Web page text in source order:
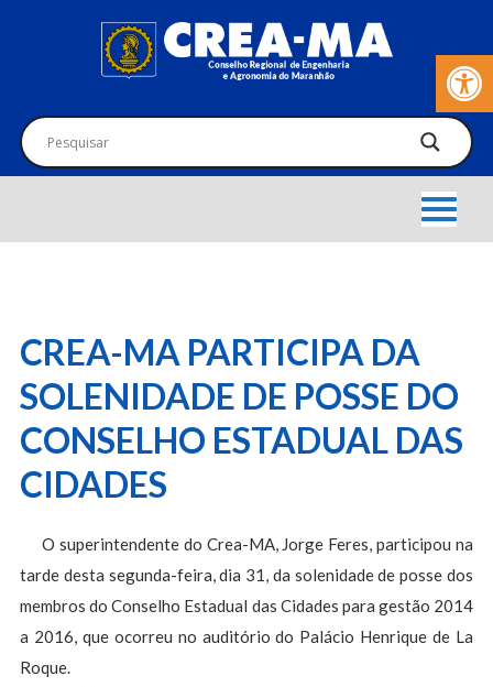
Barra de
CREA-MA PARTICIPA DA
SOLENIDADE DE POSSE DO
CONSELHO ESTADUAL DAS
CIDADES
O superintendente do Crea-MA, Jorge Feres, participou na
tarde desta segunda-feira, dia 31, da solenidade de posse dos
membros do Conselho Estadual das Cidades para gestão 2014
a 2016, que ocorreu no auditório do Palácio Henrique de La
Roque.